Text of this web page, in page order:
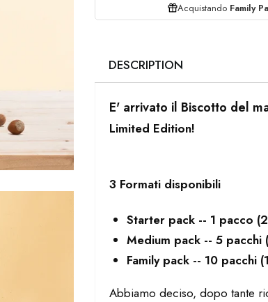
Acquistando Family
DESCRIPTION
E' arrivato il Biscotto del
Limited Edition!
3 Formati disponibili
Starter pack -- 1 pacco
Medium pack -- 5 pacchi
Family pack -- 10 pacchi
Abbiamo deciso, dopo tante